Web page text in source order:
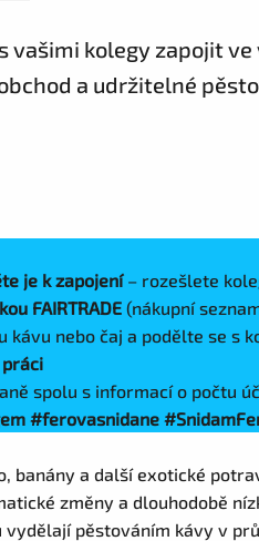
vašimi kolegy zapojit
a udržitelné
je k zapojení – rozešlete
FAIRTRADE (nákupní
nebo čaj a podělte se s
spolu s informací o počtu
#ferovasnidane
banány a další exotické
změny a dlouhodobě
pěstováním kávy v